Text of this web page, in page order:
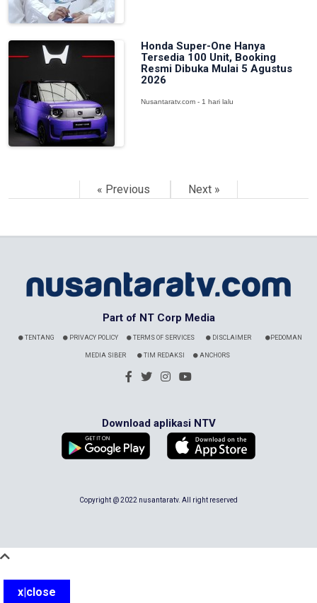
Honda Super-One Hanya
Tersedia 100 Unit, Booking
Resmi Dibuka Mulai 5 Agustus
2026
Nusantaratv.com - 1 hari lalu
« Previous Next »
Part of NT Corp Media
TENTANG PRIVACY POLICY TERMS OF SERVICES DISCLAIMER PEDOMAN
MEDIA SIBER TIM REDAKSI ANCHORS
Download aplikasi NTV
Copyright @ 2022 nusantaratv. All right reserved
x|close